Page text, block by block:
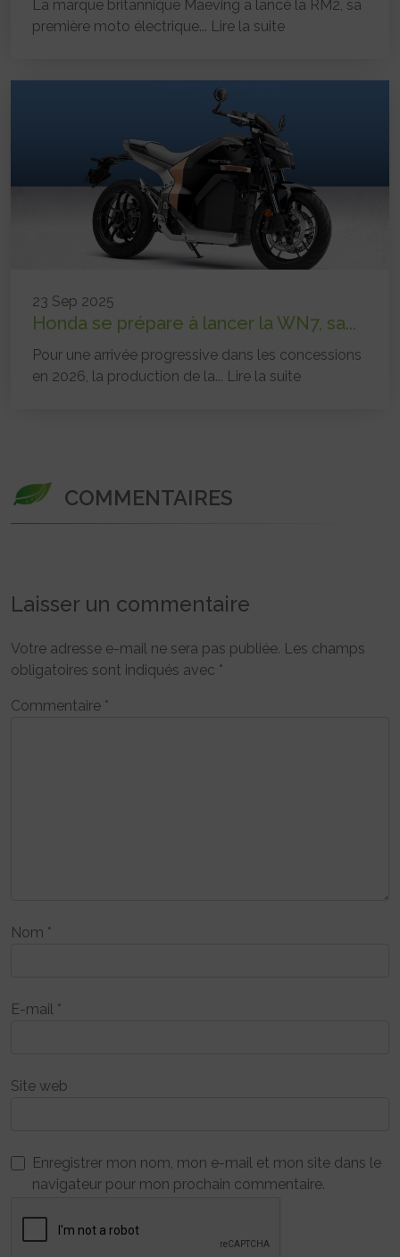
La marque britannique Maeving a lancé la RM2, sa
première moto électrique... Lire la suite
23 Sep 2025
Honda se prépare à lancer la WN7, sa...
Pour une arrivée progressive dans les concessions
en 2026, la production de la... Lire la suite
COMMENTAIRES
Laisser un commentaire
Votre adresse e-mail ne sera pas publiée. Les champs
obligatoires sont indiqués avec *
Commentaire *
Nom *
E-mail *
Site web
Enregistrer mon nom, mon e-mail et mon site dans le
navigateur pour mon prochain commentaire.